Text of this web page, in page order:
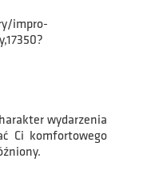
impro-
wydarzenia
Ci komfortowego